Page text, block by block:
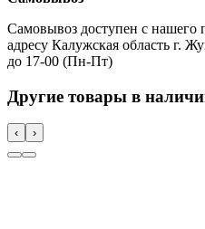
Самовывоз доступен с нашего
адресу Калужская область г.
до 17-00 (Пн-Пт)
Другие товары в
‹ ›